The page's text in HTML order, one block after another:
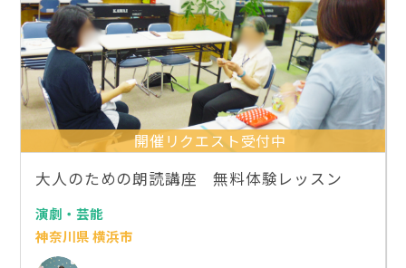
開催リクエスト受付中
大人のための朗読講座 無料体験レッスン
演劇・芸能
神奈川県 横浜市